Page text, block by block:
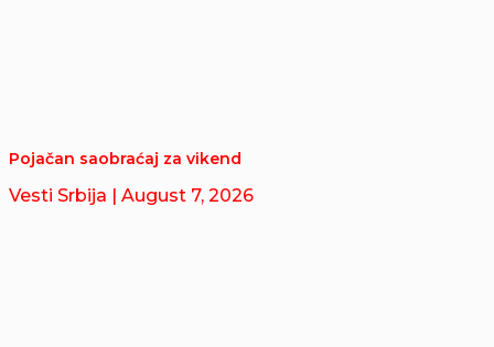
Pojačan saobraćaj za vikend
Vesti Srbija | August 7, 2026